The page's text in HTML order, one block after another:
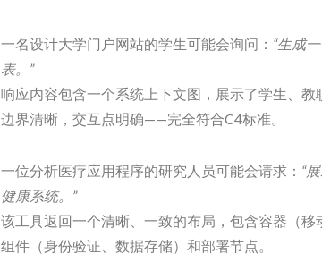
一名设计大学门户网站的学生可能会询问： “生成
表。”
响应内容包含一个系统上下文图，展示了学生、教
边界清晰，交互点明确——完全符合C4标准。
一位分析医疗应用程序的研究人员可能会请求： “
健康系统。”
该工具返回一个清晰、一致的布局，包含容器（移
组件（身份验证、数据存储）和部署节点。